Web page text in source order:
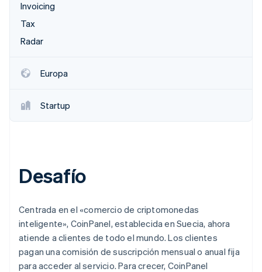
Mirar ahora
Invoicing
Tax
Radar
Europa
Startup
Desafío
Centrada en el «comercio de criptomonedas
inteligente», CoinPanel, establecida en Suecia, ahora
atiende a clientes de todo el mundo. Los clientes
pagan una comisión de suscripción mensual o anual fija
para acceder al servicio. Para crecer, CoinPanel